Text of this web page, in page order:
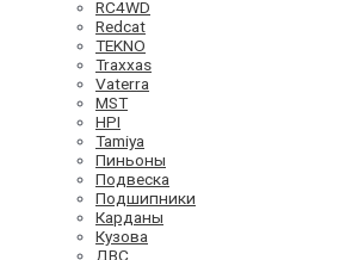
RC4WD
Redcat
TEKNO
Traxxas
Vaterra
MST
HPI
Tamiya
Пиньоны
Подвеска
Подшипники
Карданы
Кузова
ДВС